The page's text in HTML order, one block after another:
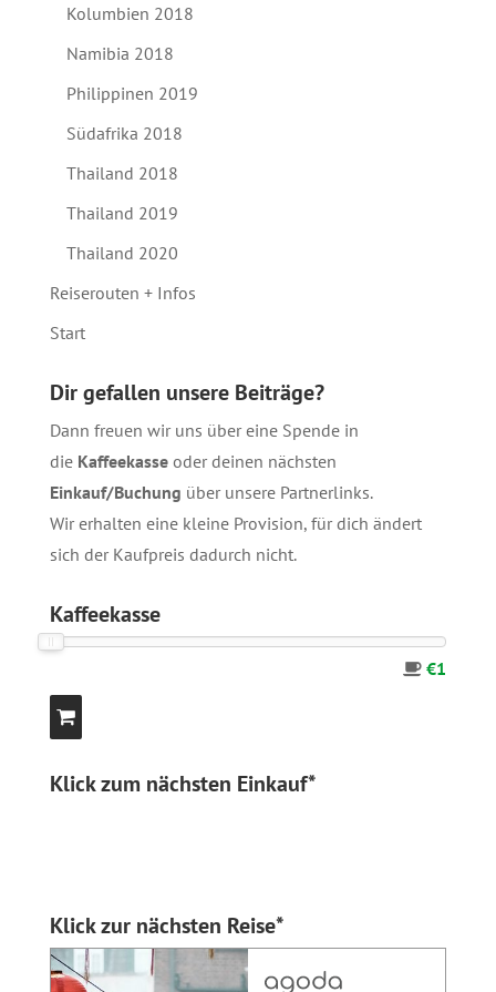
Kolumbien 2018
Namibia 2018
Philippinen 2019
Südafrika 2018
Thailand 2018
Thailand 2019
Thailand 2020
Reiserouten + Infos
Start
Dir gefallen unsere Beiträge?
Dann freuen wir uns über eine Spende in
die Kaffeekasseoder deinen nächsten
Einkauf/Buchung über unsere Partnerlinks.
Wir erhalten eine kleine Provision, für dich ändert
sich der Kaufpreis dadurch nicht.
Kaffeekasse
€1
Klick zum nächsten Einkauf*
Klick zur nächsten Reise*